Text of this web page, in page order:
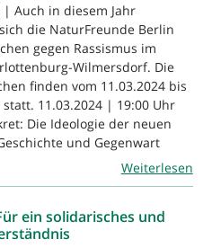
| Auch in diesem Jahr
die NaturFreunde Berlin
gegen Rassismus im
Wilmersdorf. Die
finden vom 11.03.2024 bis
statt. 11.03.2024 | 19:00 Uhr
Die Ideologie der neuen
und Gegenwart
Weiterlesen
ein solidarisches und